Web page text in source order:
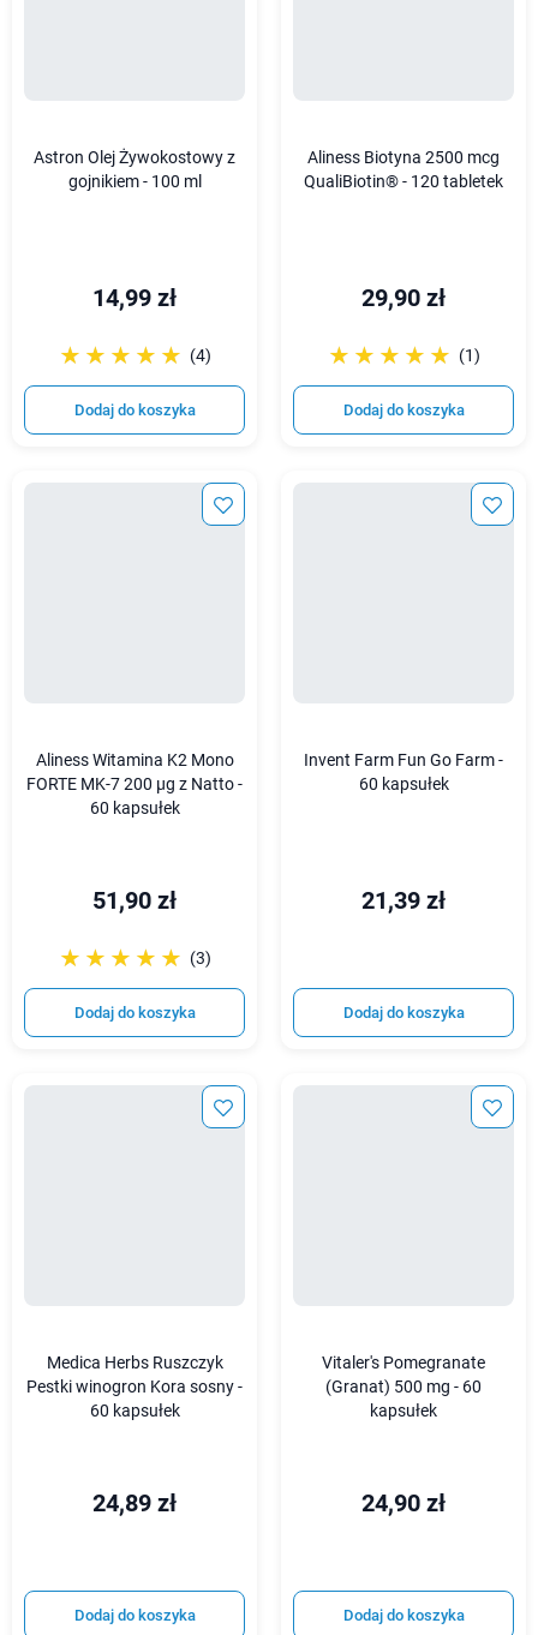
Astron Olej Żywokostowy z
gojnikiem - 100 ml
14,99 zł
☆☆☆☆☆
★★★★★ (4)
Dodaj do koszyka
Aliness Biotyna 2500 mcg
QualiBiotin® - 120 tabletek
29,90 zł
☆☆☆☆☆
★★★★★ (1)
Dodaj do koszyka
Aliness Witamina K2 Mono
FORTE MK-7 200 µg z Natto -
60 kapsułek
51,90 zł
☆☆☆☆☆
★★★★★ (3)
Dodaj do koszyka
Invent Farm Fun Go Farm -
60 kapsułek
21,39 zł
Dodaj do koszyka
Medica Herbs Ruszczyk
Pestki winogron Kora sosny -
60 kapsułek
24,89 zł
Dodaj do koszyka
Vitaler's Pomegranate
(Granat) 500 mg - 60
kapsułek
24,90 zł
Dodaj do koszyka